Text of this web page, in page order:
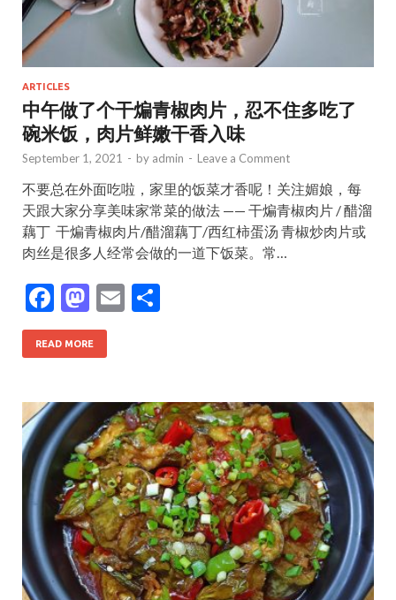
ARTICLES
中午做了个干煸青椒肉片，忍不住多吃了
碗米饭，肉片鲜嫩干香入味
September 1, 2021 - by admin - Leave a Comment
不要总在外面吃啦，家里的饭菜才香呢！关注媚娘，每
天跟大家分享美味家常菜的做法 —— 干煸青椒肉片 / 醋溜
藕丁 ​ 干煸青椒肉片/醋溜藕丁/西红柿蛋汤 青椒炒肉片或
肉丝是很多人经常会做的一道下饭菜。常…
F
ac
e
o
o
k
M
as
to
o
n
E
READ MORE